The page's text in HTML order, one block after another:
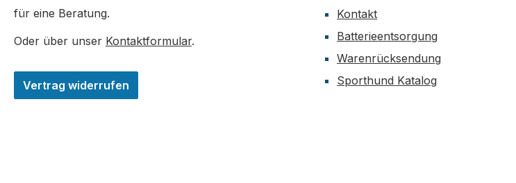
für eine Beratung.
Oder über unser Kontaktformular.
Vertrag widerrufen
Kontakt
Batterieentsorgung
Warenrücksendung
Sporthund Katalog